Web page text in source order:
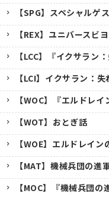
【SPG】スペシャルゲ
【REX】ユニバースビ
【LCC】『イクサラン
【LCI】イクサラン：
【WOC】『エルドレ
【WOT】おとぎ話
【WOE】エルドレイン
【MAT】機械兵団の進
【MOC】『機械兵団